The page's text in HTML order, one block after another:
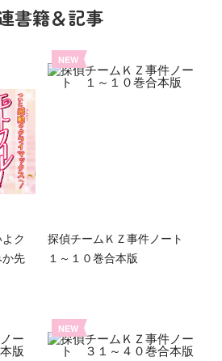
書籍＆記事
ク
先
NEW
探偵チームＫＺ事件ノート
１～１０巻合本版
NEW